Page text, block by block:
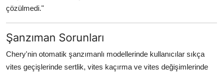
çözülmedi."
Şanzıman Sorunları
Chery'nin otomatik şanzımanlı modellerinde kullanıcılar sıkça
vites geçişlerinde sertlik, vites kaçırma ve vites değişimlerinde